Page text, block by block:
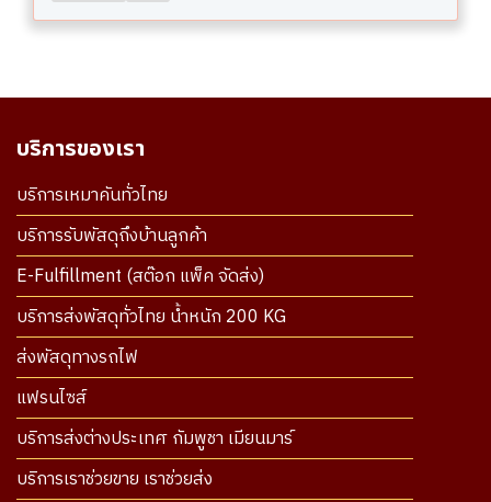
บริการของเรา
บริการเหมาคันทั่วไทย
บริการรับพัสดุถึงบ้านลูกค้า
E-Fulfillment (สต๊อก แพ็ค จัดส่ง)
บริการส่งพัสดุทั่วไทย น้ำหนัก 200 KG
ส่งพัสดุทางรถไฟ
แฟรนไซส์
บริการส่งต่างประเทศ กัมพูชา เมียนมาร์
บริการเราช่วยขาย เราช่วยส่ง